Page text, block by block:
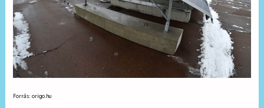
Forrás: origo.hu